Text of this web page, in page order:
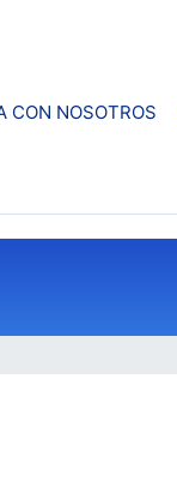
CON NOSOTROS